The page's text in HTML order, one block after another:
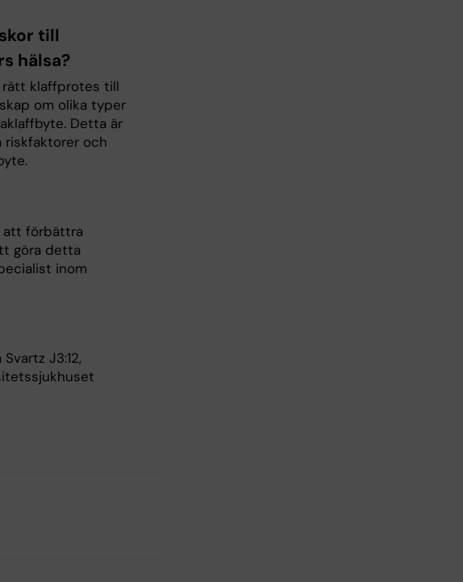
till
hälsa?
rätt klaffprotes till
om olika typer
Detta är
riskfaktorer och
att förbättra
göra detta
inom
Svartz J3:12,